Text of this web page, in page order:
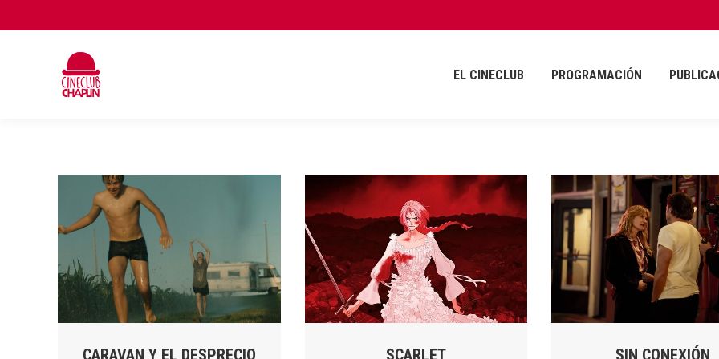
EL CINECLUB PROGRAMACIÓN
CARAVAN Y EL DESPRECIO SCARLET SIN CONEXIÓN
EL CINECLUB PROGRAMACIÓN